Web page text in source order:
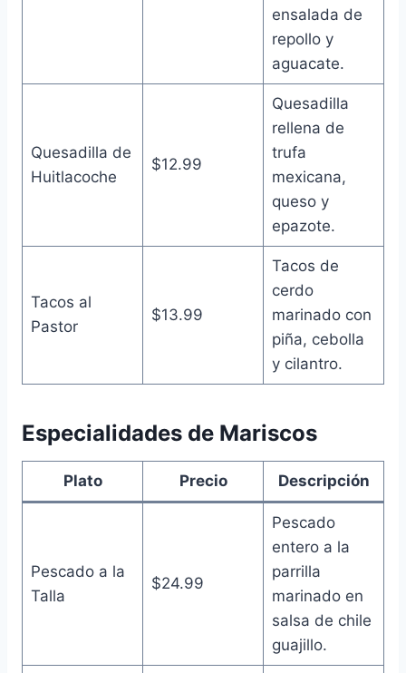
ensalada de
repollo y
aguacate.
Quesadilla de
Huitlacoche
$12.99
Quesadilla
rellena de
trufa
mexicana,
queso y
epazote.
Tacos al
Pastor
$13.99
Tacos de
cerdo
marinado con
piña, cebolla
y cilantro.
Especialidades de Mariscos
Plato Precio Descripción
Pescado a la
Talla
$24.99
Pescado
entero a la
parrilla
marinado en
salsa de chile
guajillo.